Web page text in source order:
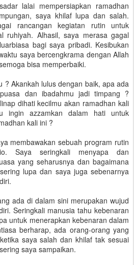
lalai mempersiapkan ramadhan
saya khilaf lupa dan salah.
rancangan kegiatan rutin untuk
ruhiyah. Alhasil, saya merasa gagal
bagi saya pribadi. Kesibukan
saya bercengkrama dengan Allah
bisa memperbaiki.
? Akankah lulus dengan baik, apa ada
dan ibadahmu jadi timpang ?
dihati kecilmu akan ramadhan kali
ingin azzamkan dalam hati untuk
kali ini ?
membawakan sebuah program rutin
Saya seringkali menyapa dan
yang seharusnya dan bagaimana
lupa dan saya juga sebenarnya
ada di dalam sini merupakan wujud
Seringkali manusia tahu kebenaran
untuk menerapkan kebenaran dalam
berharap, ada orang-orang yang
saya salah dan khilaf tak sesuai
saya sampaikan.